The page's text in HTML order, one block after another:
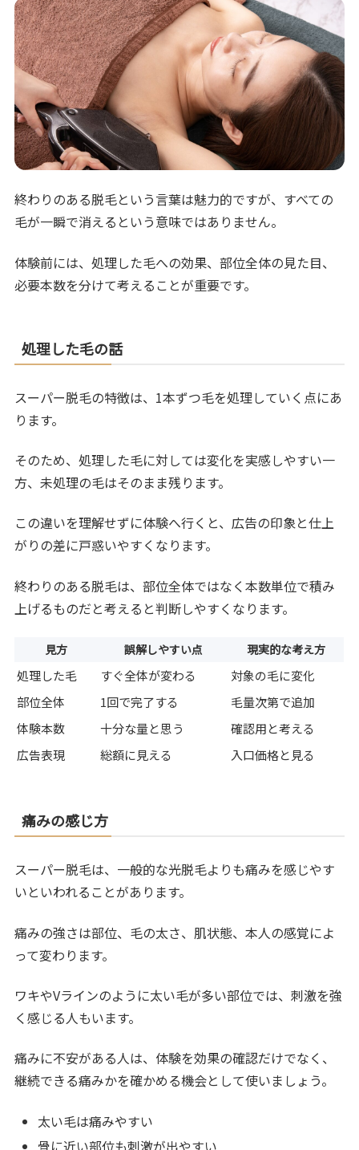
終わりのある脱毛という言葉は魅力的ですが、すべての
毛が一瞬で消えるという意味ではありません。
体験前には、処理した毛への効果、部位全体の見た目、
必要本数を分けて考えることが重要です。
処理した毛の話
スーパー脱毛の特徴は、1本ずつ毛を処理していく点にあ
ります。
そのため、処理した毛に対しては変化を実感しやすい一
方、未処理の毛はそのまま残ります。
この違いを理解せずに体験へ行くと、広告の印象と仕上
がりの差に戸惑いやすくなります。
終わりのある脱毛は、部位全体ではなく本数単位で積み
上げるものだと考えると判断しやすくなります。
見方 誤解しやすい点 現実的な考え方
処理した毛 すぐ全体が変わる
対象の毛に変化
部位全体
1回で完了する
毛量次第で追加
体験本数
十分な量と思う
確認用と考える
広告表現
総額に見える 入口価格と見る
痛みの感じ方
スーパー脱毛は、一般的な光脱毛よりも痛みを感じやす
いといわれることがあります。
痛みの強さは部位、毛の太さ、肌状態、本人の感覚によ
って変わります。
ワキやVラインのように太い毛が多い部位では、刺激を強
く感じる人もいます。
痛みに不安がある人は、体験を効果の確認だけでなく、
継続できる痛みかを確かめる機会として使いましょう。
太い毛は痛みやすい
骨に近い部位も刺激が出やすい